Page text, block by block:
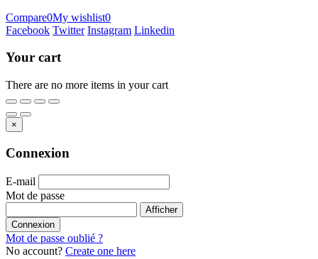
Compare0My wishlist0
Facebook Twitter Instagram Linkedin
Your cart
There are no more items in your cart
×
Connexion
E-mail
Mot de passe
Afficher
Connexion
Mot de passe oublié ?
No account? Create one here